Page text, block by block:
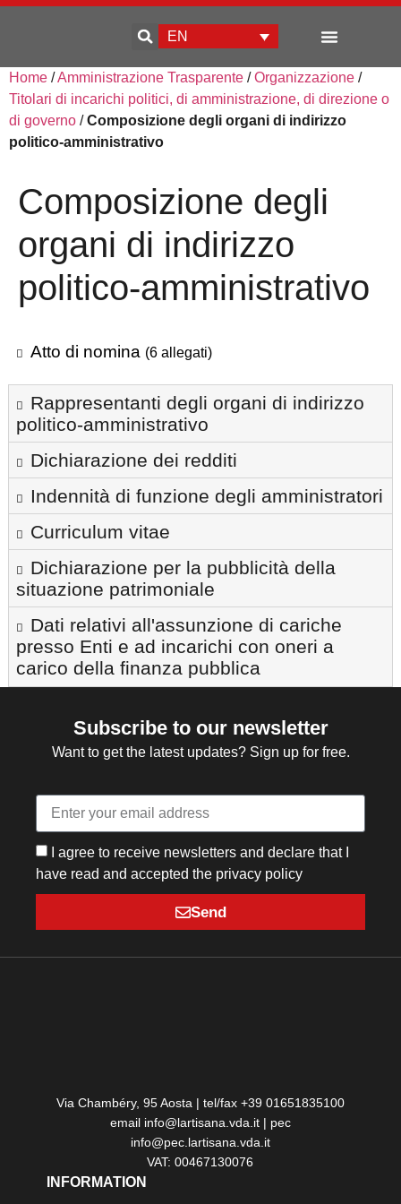
EN
Home /Amministrazione Trasparente /Organizzazione /
Titolari di incarichi politici, di amministrazione, di direzione o
di governo /Composizione degli organi di indirizzo
politico-amministrativo
Composizione degli
organi di indirizzo
politico-amministrativo
Atto di nomina (6 allegati)
Rappresentanti degli organi di indirizzo
politico-amministrativo
Dichiarazione dei redditi
Indennità di funzione degli amministratori
Curriculum vitae
Dichiarazione per la pubblicità della
situazione patrimoniale
Dati relativi all'assunzione di cariche
presso Enti e ad incarichi con oneri a
carico della finanza pubblica
Subscribe to our newsletter
Want to get the latest updates? Sign up for free.
I agree to receive newsletters and declare that I
have read and accepted the privacy policy
Send
Via Chambéry, 95 Aosta | tel/fax +39 01651835100
email info@lartisana.vda.it | pec
info@pec.lartisana.vda.it
VAT: 00467130076
INFORMATION